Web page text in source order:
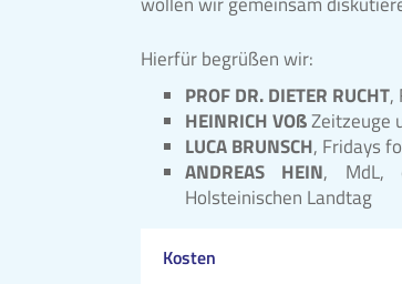
Hierfür begrüßen wir:
PROF DR. DIETER RUCHT,
HEINRICH VOßZeitzeuge
LUCA BRUNSCH, Fridays
ANDREAS HEIN, MdL,
Holsteinischen Landtag
Kosten